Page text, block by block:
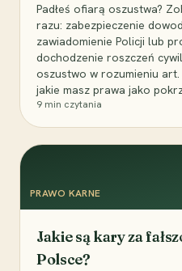
Padłeś ofiarą oszustwa?
razu: zabezpieczenie
zawiadomienie Policji lub
dochodzenie roszczeń
oszustwo w rozumieniu
jakie masz prawa jako
9 min czytania
PRAWO KARNE
Jakie są kary za
Polsce?